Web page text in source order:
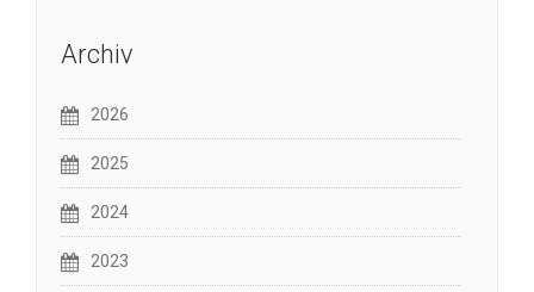
Archiv
2026
2025
2024
2023